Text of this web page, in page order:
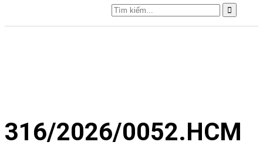
316/2026/0052.HCM